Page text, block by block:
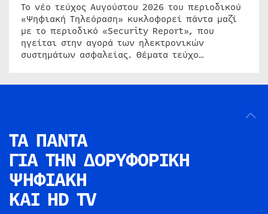
Το νέο τεύχος Αυγούστου 2026 του περιοδικού
«Ψηφιακή Τηλεόραση» κυκλοφορεί πάντα μαζί
με το περιοδικό «Security Report», που
ηγείται στην αγορά των ηλεκτρονικών
συστημάτων ασφαλείας. Θέματα τεύχο…
ΤΑ ΠΑΝΤΑ
ΓΙΑ ΤΗΝ ΔΟΡΥΦΟΡΙΚΗ
ΨΗΦΙΑΚΗ
ΚΑΙ HD TV